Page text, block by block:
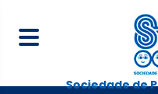
Sociedade de